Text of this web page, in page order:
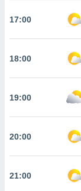
ad
web
ti
17:00
18:00
19:00
20:00
21:00